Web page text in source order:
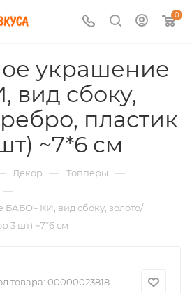
0
украшение
сбоку,
пластик
~7*6 см
Декор — Топперы —
—
БАБОЧКИ, вид сбоку, золото/
3 шт) ~7*6 см
товара: 00000023818